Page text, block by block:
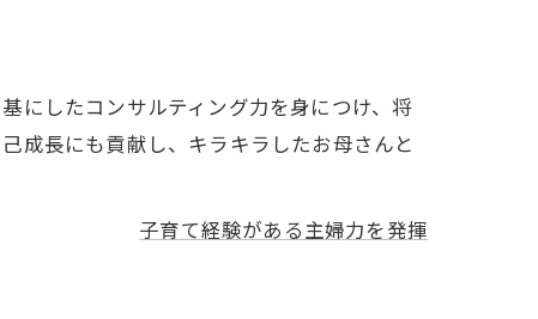
にしたコンサルティング力を身につけ、将
成長にも貢献し、キラキラしたお母さんと
子育て経験がある主婦力を発揮